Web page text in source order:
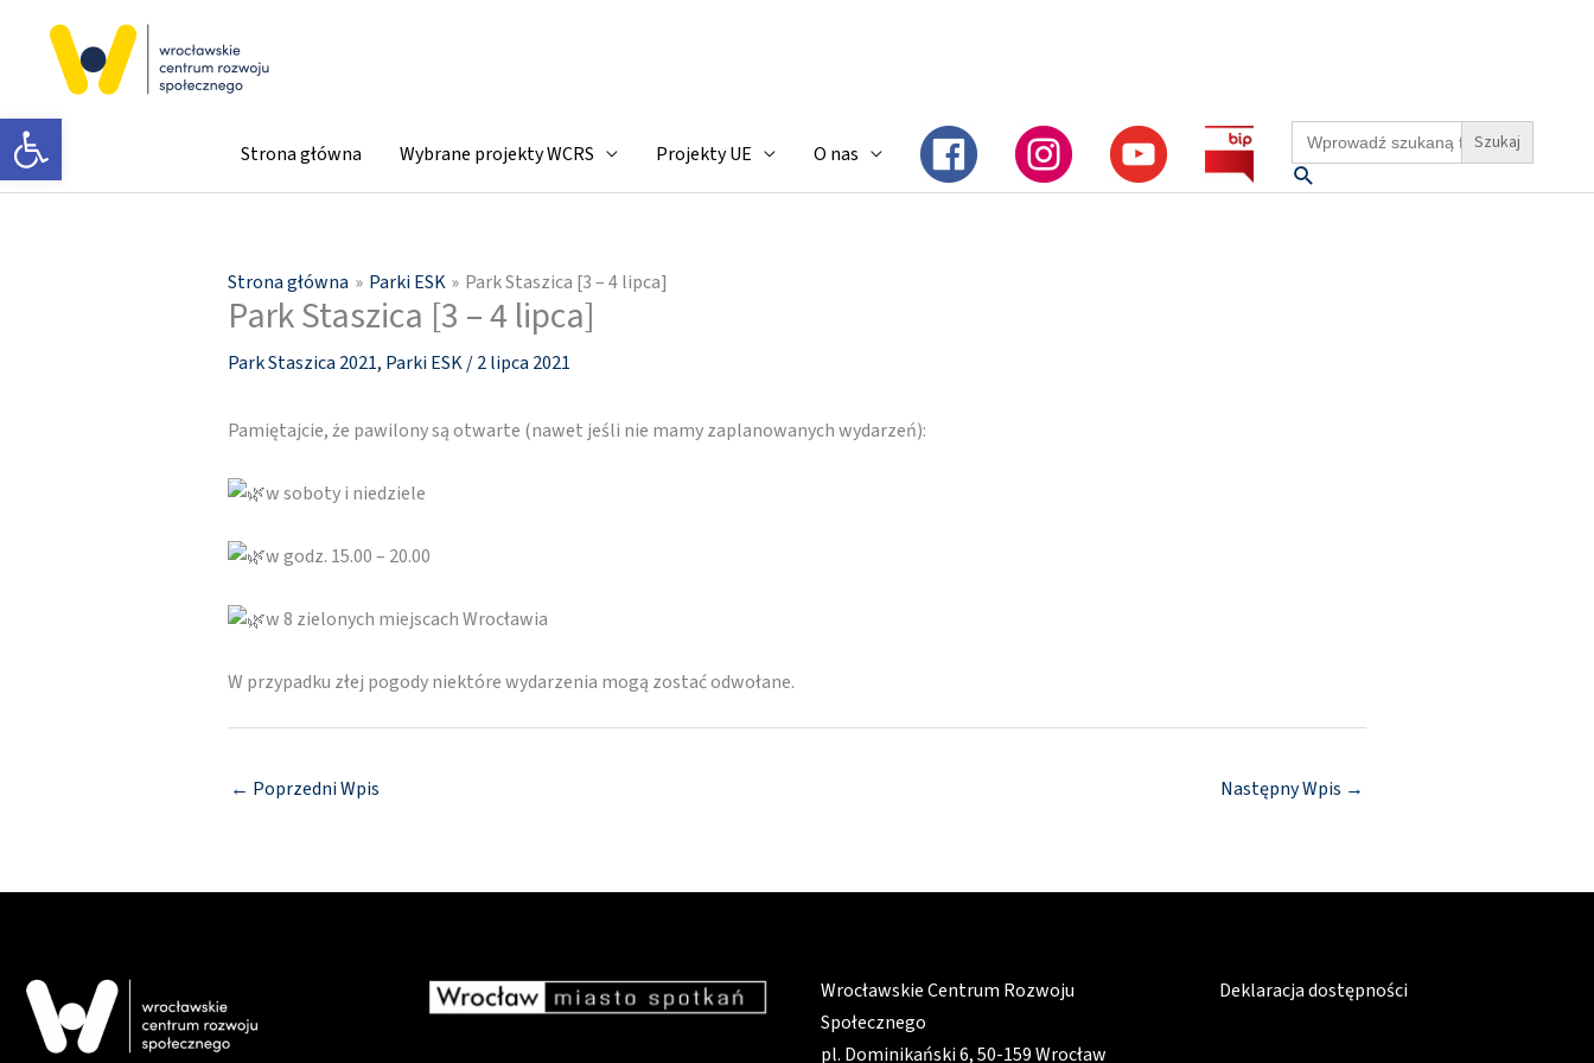
Otwórz pasek narzędzi Strona główna Wybrane projekty WCRS Projekty UE O nas
Search
for:
Szukaj
Strona główna Parki ESK Park Staszica [3 – 4 lipca]
Park Staszica [3 – 4 lipca]
Park Staszica 2021, Parki ESK/2 lipca 2021
Pamiętajcie, że pawilony są otwarte (nawet jeśli nie mamy zaplanowanych wydarzeń):
w soboty i niedziele
w godz. 15.00 – 20.00
w 8 zielonych miejscach Wrocławia
W przypadku złej pogody niektóre wydarzenia mogą zostać odwołane.
← Poprzedni Wpis Następny Wpis →
Wrocławskie Centrum Rozwoju
Społecznego
pl. Dominikański 6, 50-159 Wrocław
Deklaracja dostępności